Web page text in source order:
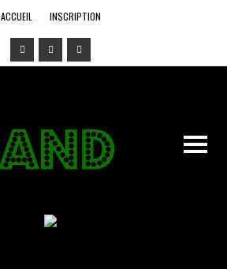
ACCUEIL INSCRIPTION